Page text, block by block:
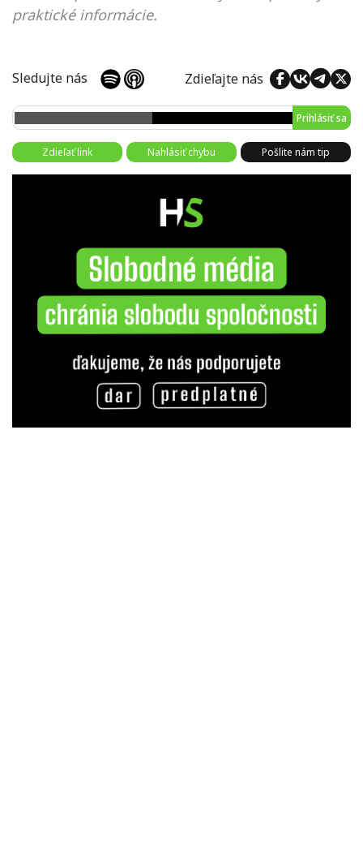
praktické informácie.
Sledujte nás Zdieľajte nás
Prihlásiť sa
Zdieľať link Nahlásiť chybu Pošlite nám tip